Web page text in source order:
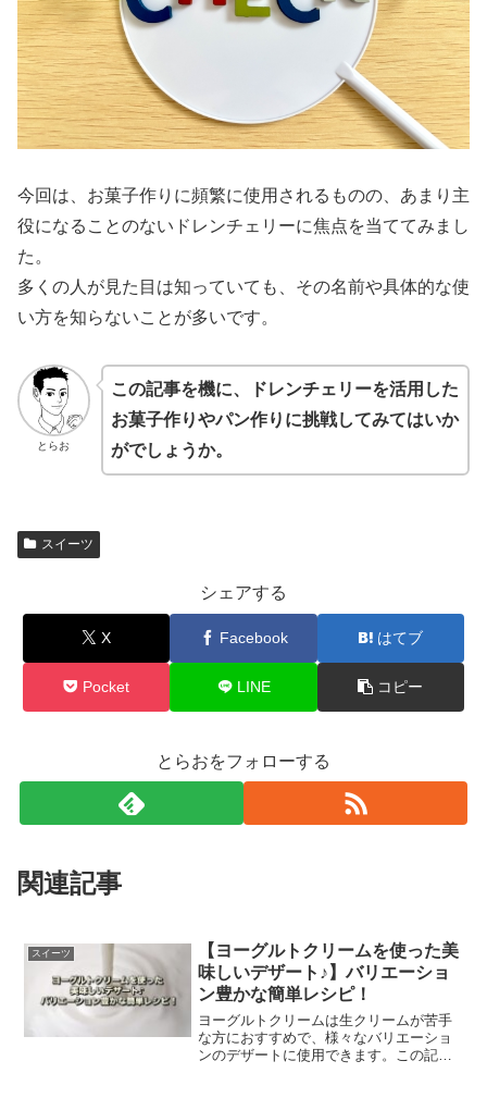
今回は、お菓子作りに頻繁に使用されるものの、あまり主
役になることのないドレンチェリーに焦点を当ててみまし
た。
多くの人が見た目は知っていても、その名前や具体的な使
い方を知らないことが多いです。
とらお
この記事を機に、ドレンチェリーを活用した
お菓子作りやパン作りに挑戦してみてはいか
がでしょうか。
スイーツ
シェアする
X Facebook はてブ
Pocket LINE コピー
とらおをフォローする
関連記事
スイーツ
【ヨーグルトクリームを使った美
味しいデザート♪】バリエーショ
ン豊かな簡単レシピ！
ヨーグルトクリームは生クリームが苦手
な方におすすめで、様々なバリエーショ
ンのデザートに使用できます。この記事